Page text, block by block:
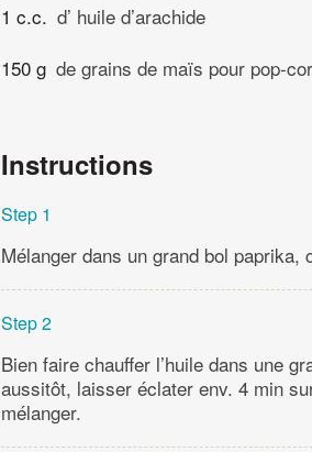
1 c.c. d’ huile d’arachide
150 g de grains de maïs pour pop-
Instructions
Step 1
Mélanger dans un grand bol paprika,
Step 2
Bien faire chauffer l’huile dans une
aussitôt, laisser éclater env. 4 min
mélanger.